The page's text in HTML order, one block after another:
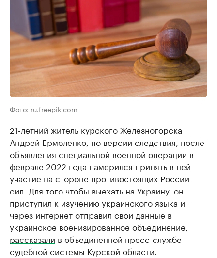
Фото: ru.freepik.com
21-летний житель курского Железногорска
Андрей Ермоленко, по версии следствия, после
объявления специальной военной операции в
феврале 2022 года намерился принять в ней
участие на стороне противостоящих России
сил. Для того чтобы выехать на Украину, он
приступил к изучению украинского языка и
через интернет отправил свои данные в
украинское военизированное объединение,
рассказали в объединенной пресс-службе
судебной системы Курской области.